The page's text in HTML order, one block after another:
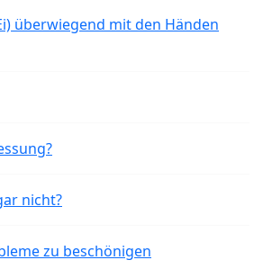
überwiegend mit den Händen
nicht?
zu beschönigen